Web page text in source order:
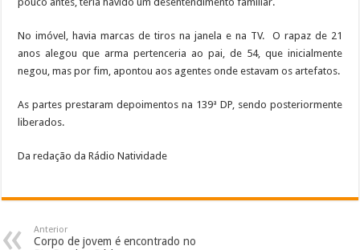
No imóvel, havia marcas de tiros na janela e na TV. O rapaz de 21
anos alegou que arma pertenceria ao pai, de 54, que inicialmente
negou, mas por fim, apontou aos agentes onde estavam os artefatos.
As partes prestaram depoimentos na 139ª DP, sendo posteriormente
liberados.
Da redação da Rádio Natividade
Anterior
Corpo de jovem é encontrado no